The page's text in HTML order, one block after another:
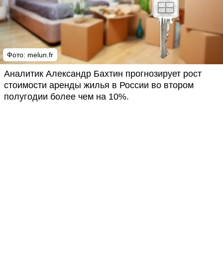
Фото: melun.fr
Аналитик Александр Бахтин прогнозирует рост
стоимости аренды жилья в России во втором
полугодии более чем на 10%.